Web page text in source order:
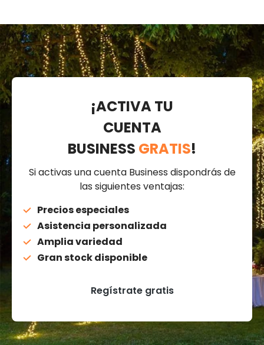
¡ACTIVA TU
CUENTA
BUSINESS GRATIS!
Si activas una cuenta Business dispondrás de
las siguientes ventajas:
Precios especiales
Asistencia personalizada
Amplia variedad
Gran stock disponible
Regístrate gratis